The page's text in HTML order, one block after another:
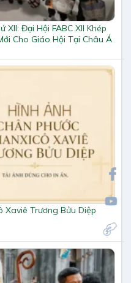
XII: Đại Hội FABC XII Khép
Cho Giáo Hội Tại Châu Á
Xaviê Trương Bửu Diệp